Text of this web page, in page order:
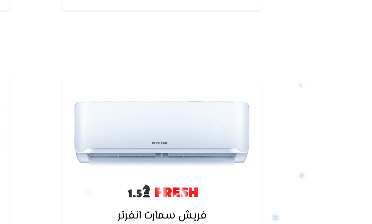
FRESH
فريش سمارت انفرتر